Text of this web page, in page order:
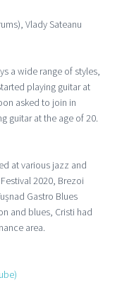
Vlady Sateanu
a wide range of styles,
playing guitar at
asked to join in
guitar at the age of 20.
at various jazz and
2020, Brezoi
Gastro Blues
and blues, Cristi had
area.